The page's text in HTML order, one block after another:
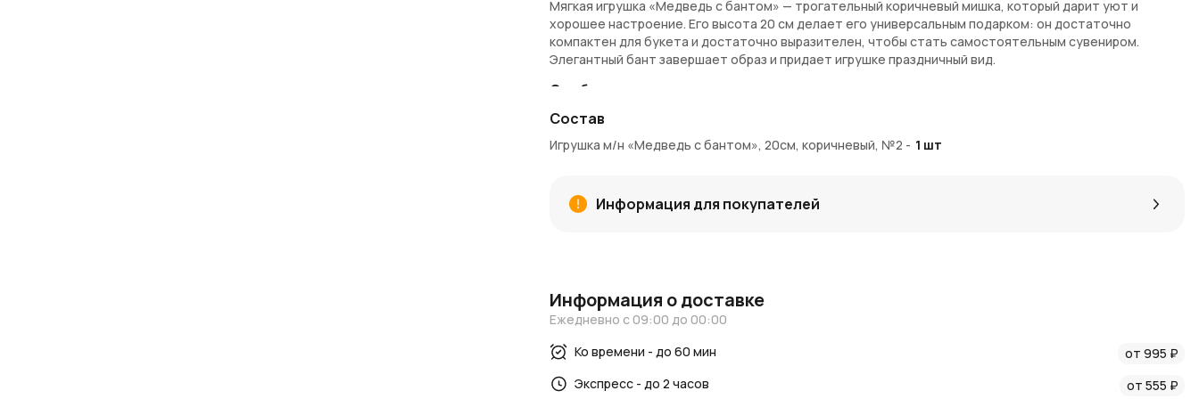
Мягкая игрушка «Медведь с бантом» — трогательный коричневый мишка, который дарит уют и
хорошее настроение. Его высота 20 см делает его универсальным подарком: он достаточно
компактен для букета и достаточно выразителен, чтобы стать самостоятельным сувениром.
Элегантный бант завершает образ и придает игрушке праздничный вид.
Особенности:
Высота: 20 см
Цвет: коричневый
Мягкий, гипоаллергенный материал
Безопасен для детей
Отличный подарок, элемент декора или комплимент
области. AzaliaNow гарантирует бережную упаковку и аккуратную доставку. За покупку начисляются
Азалия Коины, которые можно использовать при следующих заказах.
Вдохновение и идеи:
Создавайте теплые воспоминания вместе с AzaliaNow. Больше идей для подарков — в нашемблоге и
Состав
Игрушка м/н «Медведь с бантом», 20см, коричневый, №2 - 1 шт
Информация для покупателей
Информация о доставке
Ежедневно с 09:00 до 00:00
Ко времени - до 60 мин
от 995 ₽
Экспресс - до 2 часов
от 555 ₽